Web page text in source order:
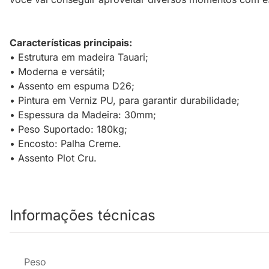
Características principais:
• Estrutura em madeira Tauari;
• Moderna e versátil;
• Assento em espuma D26;
• Pintura em Verniz PU, para garantir durabilidade;
• Espessura da Madeira: 30mm;
• Peso Suportado: 180kg;
• Encosto: Palha Creme.
• Assento Plot Cru.
Informações técnicas
Peso